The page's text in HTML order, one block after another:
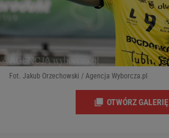
Fot. Jakub Orzechowski / Agencja Wyborcza.pl
OTWÓRZ GALERIĘ